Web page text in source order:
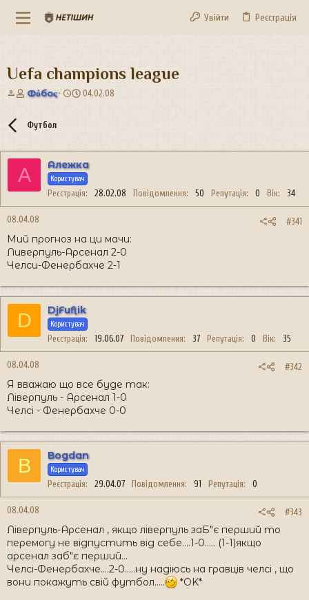
Увійти Реєстрація
Uefa champions league
А
о
т
м
и
Фόбоς
Д
т
в
о
р
е
я
04.02.08
Футбол
А Алежка
Користувач
Реєстрація 28.02.08 Повідомлення 50 Репутація 0 Вік 34
08.04.08 #341
Мий прогноз на ци мачи:
Ливерпуль-Арсенал 2-0
Челси-Фенербахче 2-1
D DjFuflik
Користувач
Реєстрація 19.06.07 Повідомлення 37 Репутація 0 Вік 35
08.04.08 #342
Я вважаю що все буде так:
Ліверпуль - Арсенал 1-0
Челсі - Фенербахче 0-0
B Bogdan
Користувач
Реєстрація 29.04.07 Повідомлення 91 Репутація 0
08.04.08 #343
Ліверпуль-Арсенал , якщо ліверпуль заБ"є перший то
перемогу не відпустить від себе....1-0..... (1-1)якщо
арсенал заб"є перший...
Челсі-Фенербахче....2-0.....ну надіюсь на гравців челсі , що
вони покажуть свій футбол.....
*OK*